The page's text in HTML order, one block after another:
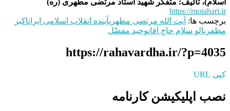
اسلام)، تالیف: متفکر شهید استاد مرتضی مطهری (ره)
https://motahari.ir
برچسب ها: آیت الله مرتضی مطهریآینده انقلاب اسلامی ایراناکبر
مظفریالو سلام حاج آقاتوحید مفضّل
https://rahavardha.ir/?p=4035
کپی URL
نصب اپلیکیشن کارنامه